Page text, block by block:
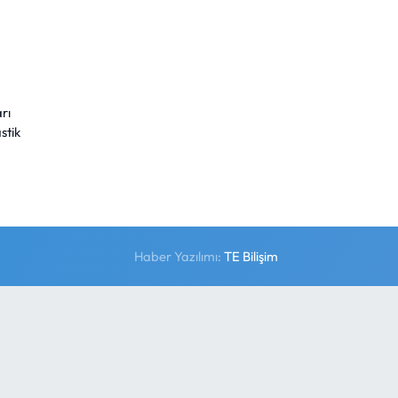
Haber Yazılımı:TE Bilişim